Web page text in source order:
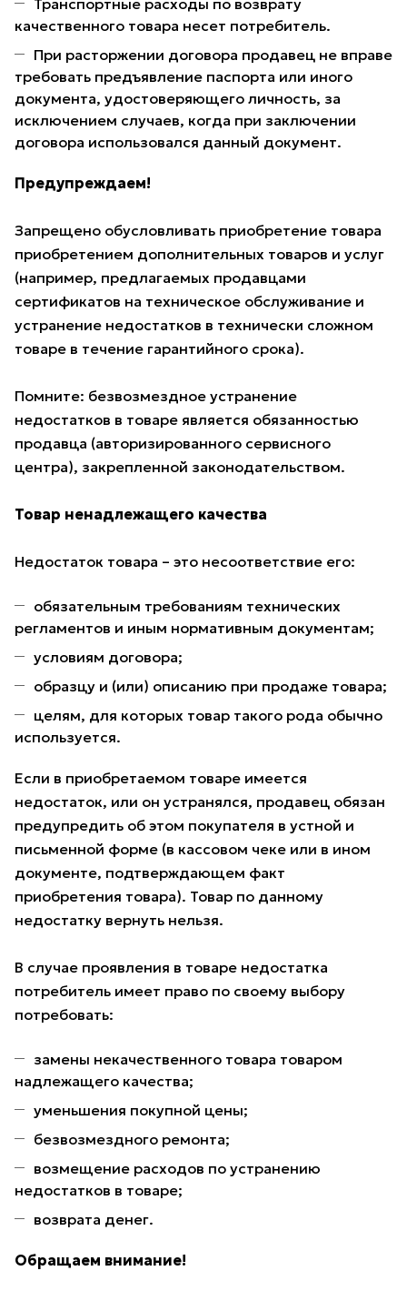
Транспортные расходы по возврату
качественного товара несет потребитель.
При расторжении договора продавец не вправе
требовать предъявление паспорта или иного
документа, удостоверяющего личность, за
исключением случаев, когда при заключении
договора использовался данный документ.
Предупреждаем!
Запрещено обусловливать приобретение товара
приобретением дополнительных товаров и услуг
(например, предлагаемых продавцами
сертификатов на техническое обслуживание и
устранение недостатков в технически сложном
товаре в течение гарантийного срока).
Помните: безвозмездное устранение
недостатков в товаре является обязанностью
продавца (авторизированного сервисного
центра), закрепленной законодательством.
Товар ненадлежащего качества
Недостаток товара – это несоответствие его:
обязательным требованиям технических
регламентов и иным нормативным документам;
условиям договора;
образцу и (или) описанию при продаже товара;
целям, для которых товар такого рода обычно
используется.
Если в приобретаемом товаре имеется
недостаток, или он устранялся, продавец обязан
предупредить об этом покупателя в устной и
письменной форме (в кассовом чеке или в ином
документе, подтверждающем факт
приобретения товара). Товар по данному
недостатку вернуть нельзя.
В случае проявления в товаре недостатка
потребитель имеет право по своему выбору
потребовать:
замены некачественного товара товаром
надлежащего качества;
уменьшения покупной цены;
безвозмездного ремонта;
возмещение расходов по устранению
недостатков в товаре;
возврата денег.
Обращаем внимание!